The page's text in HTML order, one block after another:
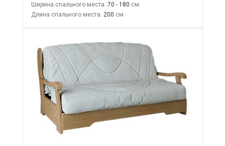
Ширина спального места: 70 - 180
Длина спального места: 200